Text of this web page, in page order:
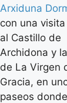
Arxiduna
con una
al Castillo de
Archidona y
de La Virgen
Gracia, en
paseos